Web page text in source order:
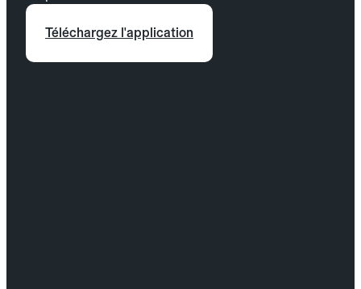
Téléchargez l'application